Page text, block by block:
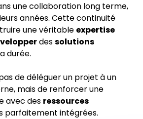
une collaboration long terme,
années. Cette continuité
une véritable expertise
dessolutions
durée.
de déléguer un projet à un
mais de renforcer une
avec des ressources
parfaitement intégrées.